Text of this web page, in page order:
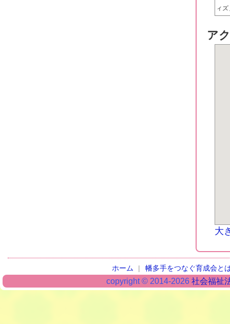
ィズ
ア
大
ホーム | 幡多手をつなぐ育成会と
copyright © 2014-2026 社会福祉